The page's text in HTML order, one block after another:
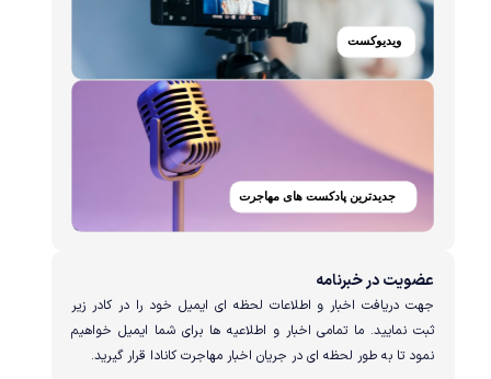
عضویت در خبرنامه
جهت دریافت اخبار و اطلاعات لحظه ای ایمیل خود را در کادر زیر
ثبت نمایید. ما تمامی اخبار و اطلاعیه ها برای شما ایمیل خواهیم
نمود تا به طور لحظه ای در جریان اخبار مهاجرت کانادا قرار گیرید.